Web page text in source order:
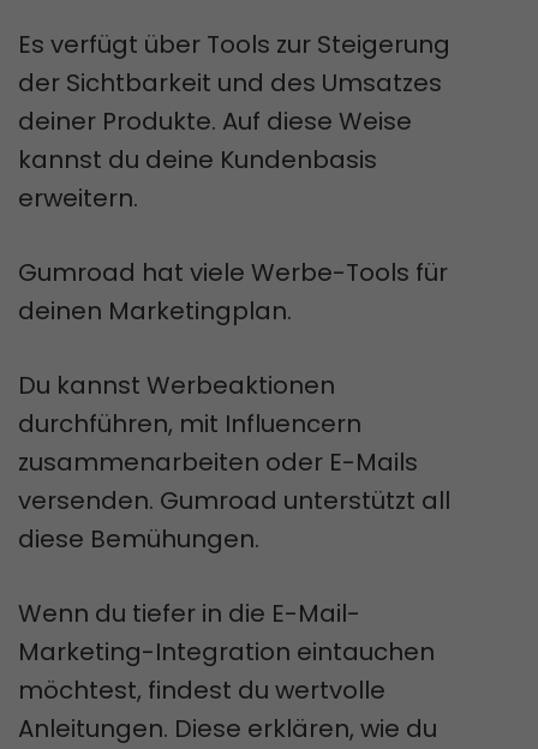
Es verfügt über Tools zur Steigerung
der Sichtbarkeit und des Umsatzes
deiner Produkte. Auf diese Weise
kannst du deine Kundenbasis
erweitern.
Gumroad hat viele Werbe-Tools für
deinen Marketingplan.
Du kannst Werbeaktionen
durchführen, mit Influencern
zusammenarbeiten oder E-Mails
versenden. Gumroad unterstützt all
diese Bemühungen.
Wenn du tiefer in die E-Mail-
Marketing-Integration eintauchen
möchtest, findest du wertvolle
Anleitungen. Diese erklären, wie du